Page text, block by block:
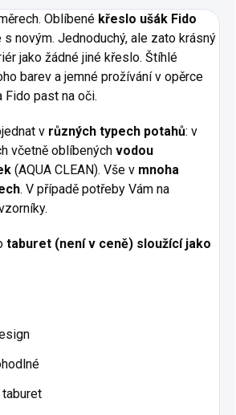
Oblíbené křeslo ušák Fido
novým. Jednoduchý, ale zato krásný
jako žádné jiné křeslo. Štíhlé
barev a jemné prožívání v opěrce
past na oči.
v různých typech potahů: v
včetně oblíbených vodou
(AQUA CLEAN). Vše v mnoha
. V případě potřeby Vám na
taburet (není v ceně) sloužící jako